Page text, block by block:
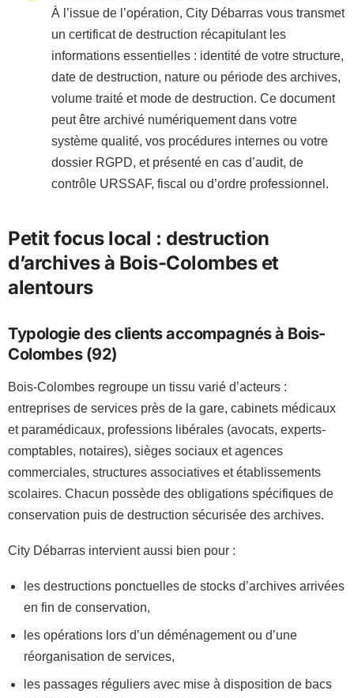
À l’issue de l’opération, City Débarras vous transmet
un certificat de destruction récapitulant les
informations essentielles : identité de votre structure,
date de destruction, nature ou période des archives,
volume traité et mode de destruction. Ce document
peut être archivé numériquement dans votre
système qualité, vos procédures internes ou votre
dossier RGPD, et présenté en cas d’audit, de
contrôle URSSAF, fiscal ou d’ordre professionnel.
Petit focus local : destruction
d’archives à Bois-Colombes et
alentours
Typologie des clients accompagnés à Bois-
Colombes (92)
Bois-Colombes regroupe un tissu varié d’acteurs :
entreprises de services près de la gare, cabinets médicaux
et paramédicaux, professions libérales (avocats, experts-
comptables, notaires), sièges sociaux et agences
commerciales, structures associatives et établissements
scolaires. Chacun possède des obligations spécifiques de
conservation puis de destruction sécurisée des archives.
City Débarras intervient aussi bien pour :
les destructions ponctuelles de stocks d’archives arrivées
en fin de conservation,
les opérations lors d’un déménagement ou d’une
réorganisation de services,
les passages réguliers avec mise à disposition de bacs